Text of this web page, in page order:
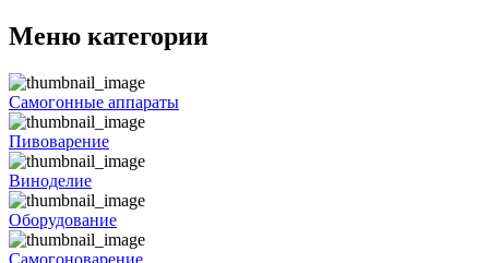
Меню категории
Самогонные аппараты
Пивоварение
Виноделие
Оборудование
Самогоноварение